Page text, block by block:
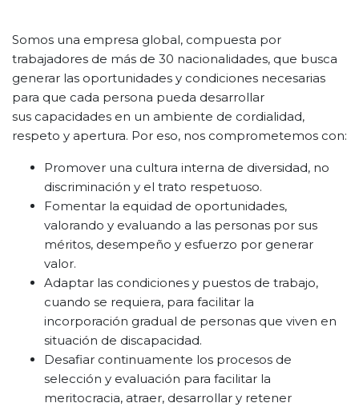
Somos una empresa global, compuesta por
trabajadores de más de 30 nacionalidades, que busca
generar las oportunidades y condiciones necesarias
para que cada persona pueda desarrollar
sus capacidades en un ambiente de cordialidad,
respeto y apertura. Por eso, nos comprometemos con:
Promover una cultura interna de diversidad, no
discriminación y el trato respetuoso.
Fomentar la equidad de oportunidades,
valorando y evaluando a las personas por sus
méritos, desempeño y esfuerzo por generar
valor.
Adaptar las condiciones y puestos de trabajo,
cuando se requiera, para facilitar la
incorporación gradual de personas que viven en
situación de discapacidad.
Desafiar continuamente los procesos de
selección y evaluación para facilitar la
meritocracia, atraer, desarrollar y retener